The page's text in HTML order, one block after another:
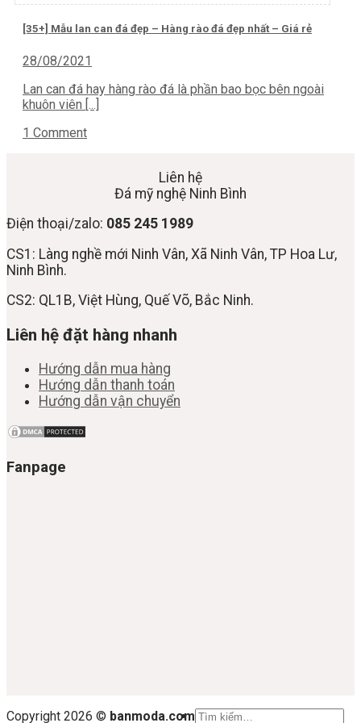
[35+] Mẫu lan can đá đẹp – Hàng rào đá đẹp nhất – Giá rẻ
28/08/2021
Lan can đá hay hàng rào đá là phần bao bọc bên ngoài
khuôn viên [...]
1 Comment
Liên hệ
Đá mỹ nghệ Ninh Bình
Điện thoại/zalo: 085 245 1989
CS1: Làng nghề mới Ninh Vân, Xã Ninh Vân, TP Hoa Lư,
Ninh Bình.
CS2: QL1B, Việt Hùng, Quế Võ, Bắc Ninh.
Liên hệ đặt hàng nhanh
Hướng dẫn mua hàng
Hướng dẫn thanh toán
Hướng dẫn vận chuyển
Fanpage
Copyright 2026 © banmoda.com Tìm